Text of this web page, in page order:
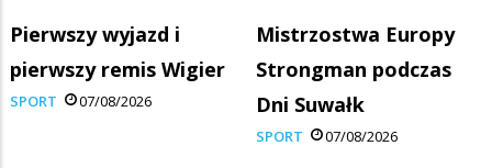
Pierwszy wyjazd i
pierwszy remis Wigier
SPORT 07/08/2026
Mistrzostwa Europy
Strongman podczas
Dni Suwałk
SPORT 07/08/2026